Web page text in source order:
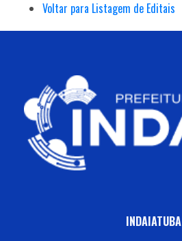
Voltar para Listagem de Editais
INDAIATUBA